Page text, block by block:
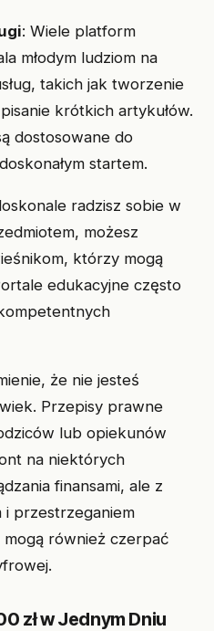
: Wiele platform
młodym ludziom na
takich jak tworzenie
krótkich artykułów.
dostosowane do
startem.
radzisz sobie w
możesz
którzy mogą
edukacyjne często
że nie jesteś
Przepisy prawne
lub opiekunów
na niektórych
finansami, ale z
i przestrzeganiem
mogą również czerpać
zł w Jednym Dniu